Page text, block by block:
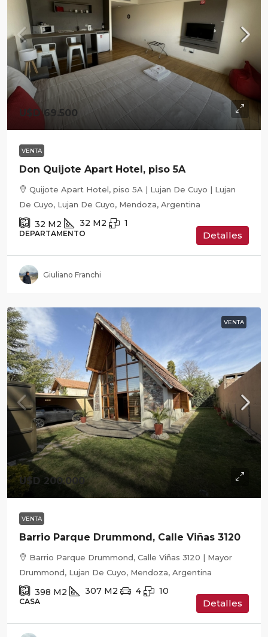
U$D 69.500
VENTA
Don Quijote Apart Hotel, piso 5A
Quijote Apart Hotel, piso 5A | Lujan De Cuyo | Lujan
De Cuyo, Lujan De Cuyo, Mendoza, Argentina
32 M2 32 M2 1
DEPARTAMENTO Detalles
Giuliano Franchi
VENTA
U$D 200.000
VENTA
Barrio Parque Drummond, Calle Viñas 3120
Barrio Parque Drummond, Calle Viñas 3120 | Mayor
Drummond, Lujan De Cuyo, Mendoza, Argentina
398 M2 307 M2 4 10
CASA Detalles